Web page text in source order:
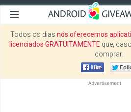
Todos os dias nós oferecemos
licenciados GRATUITAMENTE que,
comprar.